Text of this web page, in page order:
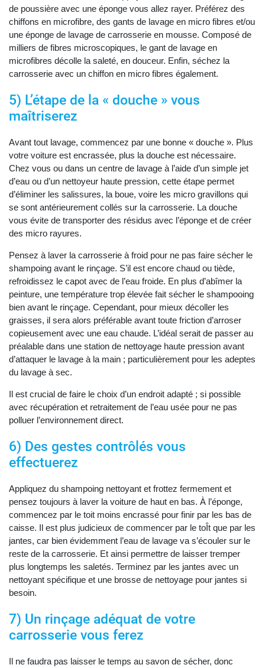
de poussière avec une éponge vous allez rayer. Préférez des
chiffons en microfibre, des gants de lavage en micro fibres et/ou
une éponge de lavage de carrosserie en mousse. Composé de
milliers de fibres microscopiques, le gant de lavage en
microfibres décolle la saleté, en douceur. Enfin, séchez la
carrosserie avec un chiffon en micro fibres également.
5) L’étape de la « douche » vous
maîtriserez
Avant tout lavage, commencez par une bonne « douche ». Plus
votre voiture est encrassée, plus la douche est nécessaire.
Chez vous ou dans un centre de lavage à l’aide d’un simple jet
d’eau ou d’un nettoyeur haute pression, cette étape permet
d’éliminer les salissures, la boue, voire les micro gravillons qui
se sont antérieurement collés sur la carrosserie. La douche
vous évite de transporter des résidus avec l’éponge et de créer
des micro rayures.
Pensez à laver la carrosserie à froid pour ne pas faire sécher le
shampoing avant le rinçage. S’il est encore chaud ou tiède,
refroidissez le capot avec de l’eau froide. En plus d’abîmer la
peinture, une température trop élevée fait sécher le shampooing
bien avant le rinçage. Cependant, pour mieux décoller les
graisses, il sera alors préférable avant toute friction d’arroser
copieusement avec une eau chaude. L’idéal serait de passer au
préalable dans une station de nettoyage haute pression avant
d’attaquer le lavage à la main ; particulièrement pour les adeptes
du lavage à sec.
Il est crucial de faire le choix d’un endroit adapté ; si possible
avec récupération et retraitement de l’eau usée pour ne pas
polluer l’environnement direct.
6) Des gestes contrôlés vous
effectuerez
Appliquez du shampoing nettoyant et frottez fermement et
pensez toujours à laver la voiture de haut en bas. À l’éponge,
commencez par le toit moins encrassé pour finir par les bas de
caisse. Il est plus judicieux de commencer par le toÎt que par les
jantes, car bien évidemment l’eau de lavage va s’écouler sur le
reste de la carrosserie. Et ainsi permettre de laisser tremper
plus longtemps les saletés. Terminez par les jantes avec un
nettoyant spécifique et une brosse de nettoyage pour jantes si
besoin.
7) Un rinçage adéquat de votre
carrosserie vous ferez
Il ne faudra pas laisser le temps au savon de sécher, donc